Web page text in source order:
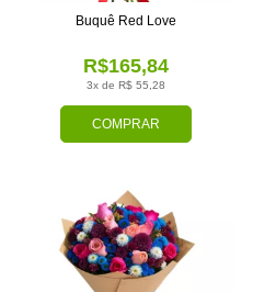
COMPRAR
3x de R$ 55,28
R$165,84
Buquê Red Love